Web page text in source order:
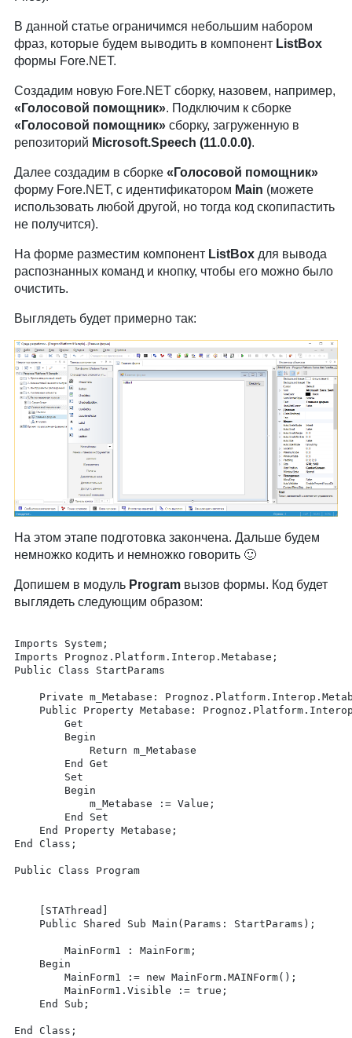
В данной статье ограничимся небольшим набором
фраз, которые будем выводить в компонент ListBox
формы Fore.NET.
Создадим новую Fore.NET сборку, назовем, например,
«Голосовой помощник». Подключим к сборке
«Голосовой помощник»сборку, загруженную в
репозиторий Microsoft.Speech (11.0.0.0).
Далее создадим в сборке «Голосовой помощник»
форму Fore.NET, с идентификатором Main (можете
использовать любой другой, но тогда код скопипастить
не получится).
На форме разместим компонент ListBoxдля вывода
распознанных команд и кнопку, чтобы его можно было
очистить.
Выглядеть будет примерно так:
На этом этапе подготовка закончена. Дальше будем
немножко кодить и немножко говорить 🙂
Допишем в модуль Program вызов формы. Код будет
выглядеть следующим образом:
Imports System;
Imports Prognoz.Platform.Interop.Metabase;
Public Class StartParams
End Class;
Public Class Program